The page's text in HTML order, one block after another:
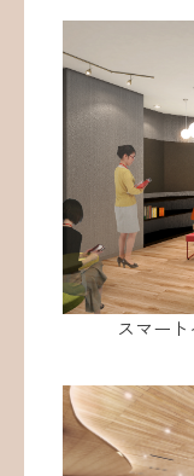
スマー